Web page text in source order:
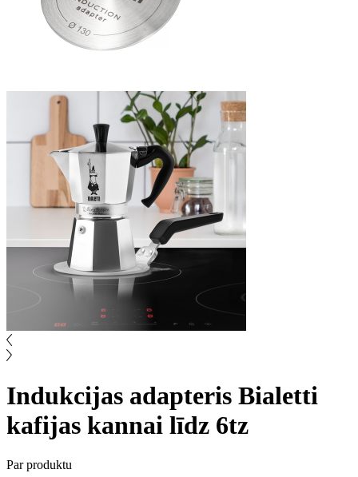
Indukcijas adapteris Bialetti
kafijas kannai līdz 6tz
Par produktu